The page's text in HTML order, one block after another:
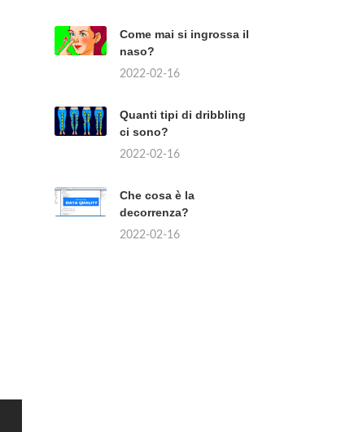
Come mai si ingrossa il
naso?
2022-02-16
Quanti tipi di dribbling
ci sono?
2022-02-16
Che cosa è la
decorrenza?
2022-02-16